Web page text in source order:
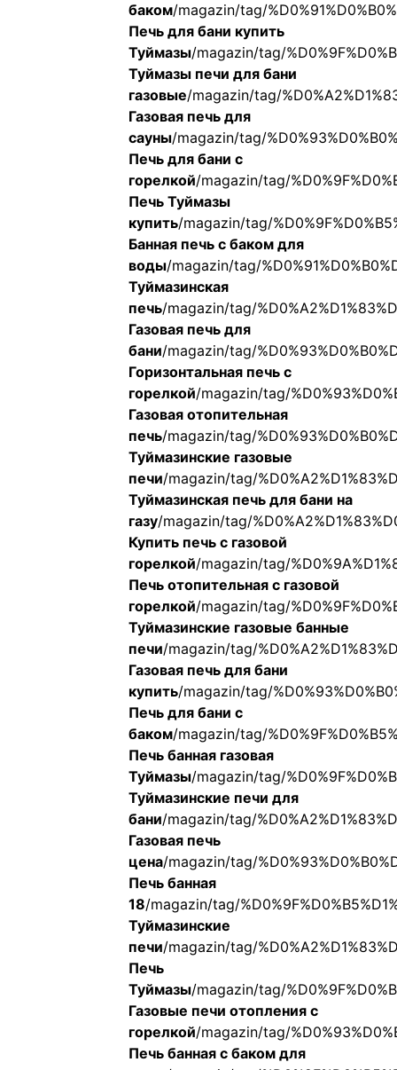
баком/magazin/tag/
Печь для бани купить
Туймазы/magazin/tag/
Туймазы печи для бани
газовые/magazin/tag/
Газовая печь для
сауны/magazin/tag/
Печь для бани с
горелкой/magazin/tag/
Печь Туймазы
купить/magazin/tag/
Банная печь с баком для
воды/magazin/tag/
Туймазинская
печь/magazin/tag/
Газовая печь для
бани/magazin/tag/
Горизонтальная печь с
горелкой/magazin/tag/
Газовая отопительная
печь/magazin/tag/
Туймазинские газовые
печи/magazin/tag/
Туймазинская печь для бани на
газу/magazin/tag/
Купить печь с газовой
горелкой/magazin/tag/
Печь отопительная с газовой
горелкой/magazin/tag/
Туймазинские газовые банные
печи/magazin/tag/
Газовая печь для бани
купить/magazin/tag/
Печь для бани с
баком/magazin/tag/
Печь банная газовая
Туймазы/magazin/tag/
Туймазинские печи для
бани/magazin/tag/
Газовая печь
цена/magazin/tag/
Печь банная
18/magazin/tag/
Туймазинские
печи/magazin/tag/
Печь
Туймазы/magazin/tag/
Газовые печи отопления с
горелкой/magazin/tag/
Печь банная с баком для